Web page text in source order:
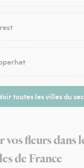
toutes les villes du
vos fleurs dans
de France